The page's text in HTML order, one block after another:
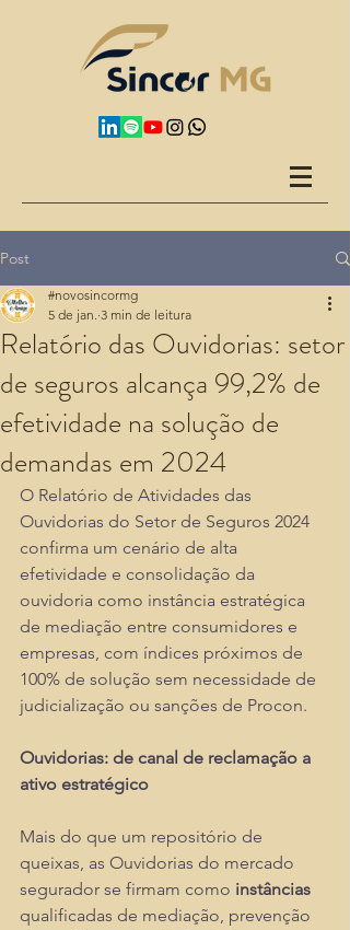
Post
Relatório das Ouvidorias: setor
de seguros alcança 99,2% de
efetividade na solução de
demandas em 2024
#novosincormg
5 de jan. 3 min de leitura
O Relatório de Atividades das
Ouvidorias do Setor de Seguros 2024
confirma um cenário de alta
efetividade e consolidação da
ouvidoria como instância estratégica
de mediação entre consumidores e
empresas, com índices próximos de
100% de solução sem necessidade de
judicialização ou sanções de Procon.​
Ouvidorias: de canal de reclamação a
ativo estratégico
Mais do que um repositório de
queixas, as Ouvidorias do mercado
segurador se firmam como instâncias
qualificadas de mediação, prevenção